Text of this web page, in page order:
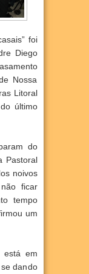
foi
Diego
Nossa
Litoral
último
do
Pastoral
noivos
ficar
tempo
um
está em
dando